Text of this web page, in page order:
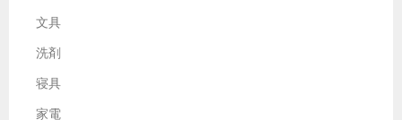
文具
洗剤
寝具
家電